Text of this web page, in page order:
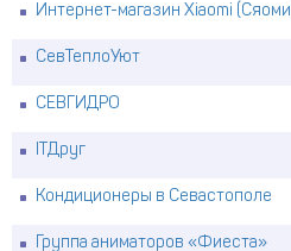
Интернет-магазин Xiaomi (Сяоми)
СевТеплоУют
СЕВГИДРО
ITДруг
Кондиционеры в Севастополе
Группа аниматоров «Фиеста»